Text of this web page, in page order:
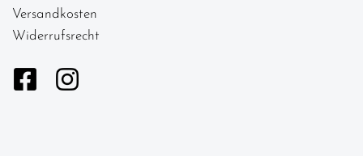
Versandkosten
Widerrufsrecht